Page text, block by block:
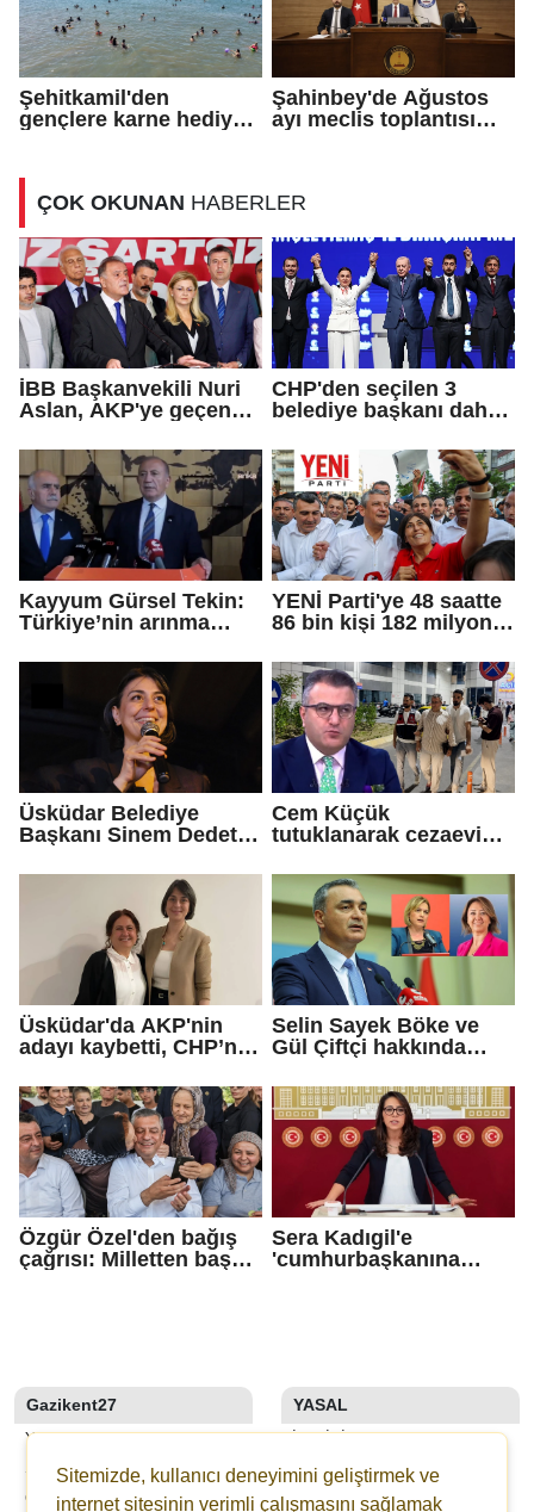
Şehitkamil'den
gençlere karne hediyesi
Şahinbey'de Ağustos
ayı meclis toplantısı
ÇOK OKUNAN HABERLER
İBB Başkanvekili Nuri
Aslan, AKP'ye geçen
iddialarına yanıt verdi
CHP'den seçilen 3
belediye başkanı daha
Kayyum Gürsel Tekin:
Türkiye’nin arınma
geldiniz...
YENİ Parti'ye 48 saatte
86 bin kişi 182 milyon
Üsküdar Belediye
Başkanı Sinem Dedetaş
Cem Küçük
tutuklanarak cezaevine
Üsküdar'da AKP'nin
adayı kaybetti, CHP’nin
Çetinkaya Başkan
Vekili seçildi
Selin Sayek Böke ve
Gül Çiftçi hakkında
başlatılacak
Özgür Özel'den bağış
çağrısı: Milletten başka
Sera Kadıgil'e
'cumhurbaşkanına
Gazikent27
YAZARLAR
SON DAKİKA
GALERİLER
YASAL
İLETIŞIM
KÜNYE
YAYIN İLKELERI
Sitemizde, kullanıcı deneyimini geliştirmek ve
internet sitesinin verimli çalışmasını sağlamak